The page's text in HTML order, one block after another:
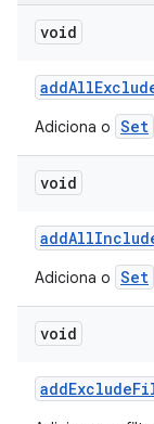
void
addAll
Adiciona o Set
void
addAll
Adiciona o Set
void
addExclude